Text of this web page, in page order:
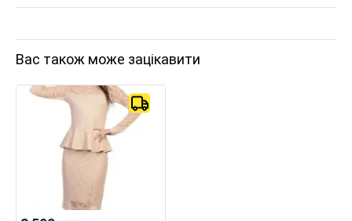
Вас також може зацікавити